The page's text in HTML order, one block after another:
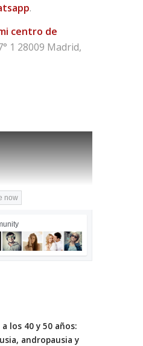
.
centro de
1 28009 Madrid,
now
los 40 y 50 años:
andropausia y